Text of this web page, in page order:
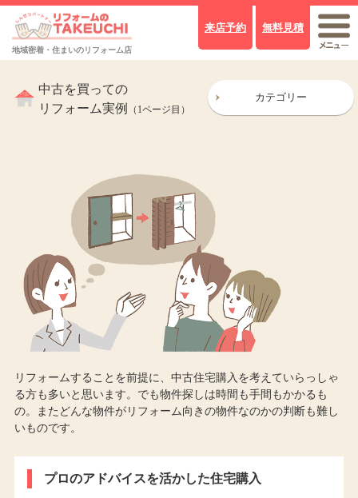
地域密着・住まいのリフォーム店
来店予約 無料見積
カテゴリー
中古を買っての
リフォーム実例
（1ページ目）
リフォームすることを前提に、中古住宅購入を考えていらっしゃ
る方も多いと思います。でも物件探しは時間も手間もかかるも
の。またどんな物件がリフォーム向きの物件なのかの判断も難し
いものです。
プロのアドバイスを活かした住宅購入